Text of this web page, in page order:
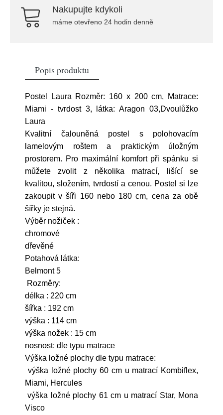
Nakupujte kdykoli
máme otevřeno 24 hodin denně
Popis produktu
Postel Laura Rozměr: 160 x 200 cm, Matrace:
Miami - tvrdost 3, látka: Aragon 03,Dvoulůžko
Laura
Kvalitní čalouněná postel s polohovacím
lamelovým roštem a praktickým úložným
prostorem. Pro maximální komfort při spánku si
můžete zvolit z několika matrací, lišící se
kvalitou, složením, tvrdostí a cenou. Postel si lze
zakoupit v šíři 160 nebo 180 cm, cena za obě
šířky je stejná.
Výběr nožiček :
chromové
dřevěné
Potahová látka:
Belmont 5
Rozměry:
délka : 220 cm
šířka : 192 cm
výška : 114 cm
výška nožek : 15 cm
nosnost: dle typu matrace
Výška ložné plochy dle typu matrace:
výška ložné plochy 60 cm u matrací Kombiflex,
Miami, Hercules
výška ložné plochy 61 cm u matrací Star, Mona
Visco